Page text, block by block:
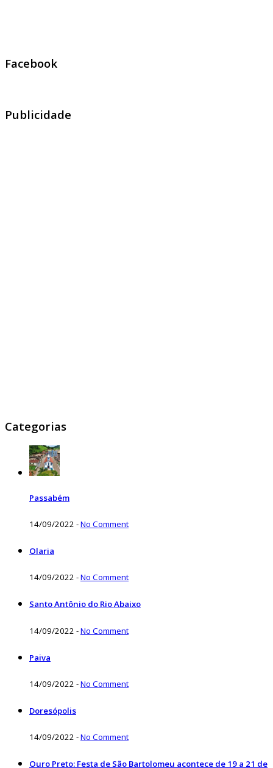
Facebook
Publicidade
Categorias
Passabém
14/09/2022 -No Comment
Olaria
14/09/2022 -No Comment
Santo Antônio do Rio Abaixo
14/09/2022 -No Comment
Paiva
14/09/2022 -No Comment
Doresópolis
14/09/2022 -No Comment
Ouro Preto: Festa de São Bartolomeu acontece de 19 a 21 de